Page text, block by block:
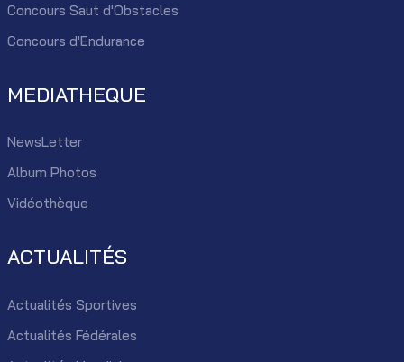
Concours Saut d'Obstacles
Concours d'Endurance
MEDIATHEQUE
NewsLetter
Album Photos
Vidéothèque
ACTUALITÉS
Actualités Sportives
Actualités Fédérales